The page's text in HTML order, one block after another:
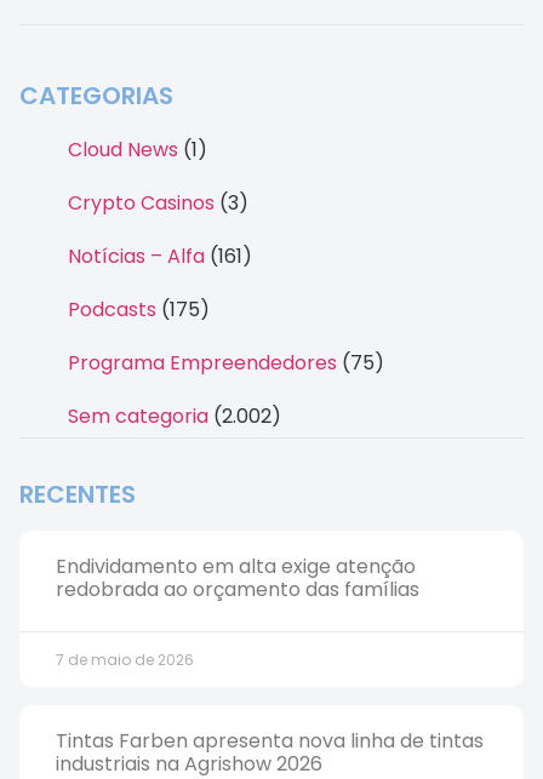
CATEGORIAS
Cloud News (1)
Crypto Casinos (3)
Notícias – Alfa (161)
Podcasts (175)
Programa Empreendedores (75)
Sem categoria (2.002)
RECENTES
Endividamento em alta exige atenção
redobrada ao orçamento das famílias
7 de maio de 2026
Tintas Farben apresenta nova linha de tintas
industriais na Agrishow 2026